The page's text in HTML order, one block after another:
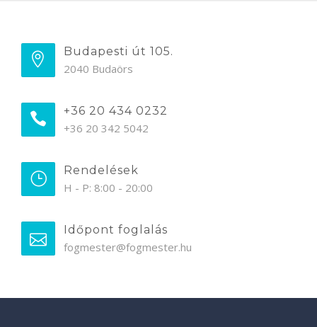
Budapesti út 105.
2040 Budaörs
+36 20 434 0232
+36 20 342 5042
Rendelések
H - P: 8:00 - 20:00
Időpont foglalás
fogmester@fogmester.hu